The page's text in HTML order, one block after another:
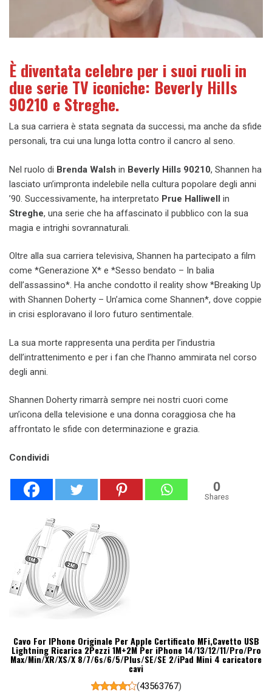
È diventata celebre per i suoi ruoli in
due serie TV iconiche: Beverly Hills
90210 e Streghe.
La sua carriera è stata segnata da successi, ma anche da sfide
personali, tra cui una lunga lotta contro il cancro al seno.
Nel ruolo di Brenda Walsh in Beverly Hills 90210, Shannen ha
lasciato un’impronta indelebile nella cultura popolare degli anni
’90. Successivamente, ha interpretato Prue Halliwell in
Streghe, una serie che ha affascinato il pubblico con la sua
magia e intrighi sovrannaturali.
Oltre alla sua carriera televisiva, Shannen ha partecipato a film
come *Generazione X* e *Sesso bendato – In balia
dell’assassino*. Ha anche condotto il reality show *Breaking Up
with Shannen Doherty – Un’amica come Shannen*, dove coppie
in crisi esploravano il loro futuro sentimentale.
La sua morte rappresenta una perdita per l’industria
dell’intrattenimento e per i fan che l’hanno ammirata nel corso
degli anni.
Shannen Doherty rimarrà sempre nei nostri cuori come
un’icona della televisione e una donna coraggiosa che ha
affrontato le sfide con determinazione e grazia.
Condividi
0
Shares
Cavo For IPhone Originale Per Apple Certificato MFi,Cavetto USB
Lightning Ricarica 2Pezzi 1M+2M Per iPhone 14/13/12/11/Pro/Pro
Max/Min/XR/XS/X 8/7/6s/6/5/Plus/SE/SE 2/iPad Mini 4 caricatore
cavi
(43563767)